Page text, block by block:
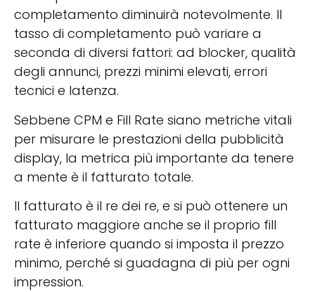
completamento diminuirà notevolmente. Il
tasso di completamento può variare a
seconda di diversi fattori: ad blocker, qualità
degli annunci, prezzi minimi elevati, errori
tecnici e latenza.
Sebbene CPM e Fill Rate siano metriche vitali
per misurare le prestazioni della pubblicità
display, la metrica più importante da tenere
a mente è il fatturato totale.
Il fatturato è il re dei re, e si può ottenere un
fatturato maggiore anche se il proprio fill
rate è inferiore quando si imposta il prezzo
minimo, perché si guadagna di più per ogni
impression.